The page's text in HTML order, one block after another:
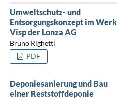
Umweltschutz- und
Entsorgungskonzept im Werk
Visp der Lonza AG
Bruno Righetti
PDF
Deponiesanierung und Bau
einer Reststoffdeponie